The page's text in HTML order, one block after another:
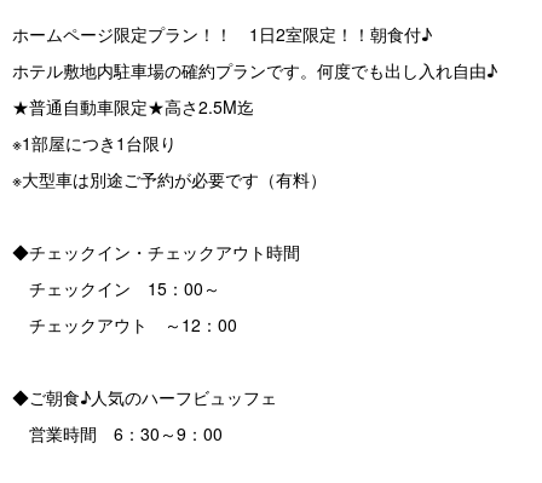
ホームページ限定プラン！！ 1日2室限定！！朝食付♪
ホテル敷地内駐車場の確約プランです。何度でも出し入れ自由♪
★普通自動車限定★高さ2.5M迄
※1部屋につき1台限り
※大型車は別途ご予約が必要です（有料）
◆チェックイン・チェックアウト時間
チェックイン 15：00～
チェックアウト ～12：00
◆ご朝食♪人気のハーフビュッフェ
営業時間 6：30～9：00